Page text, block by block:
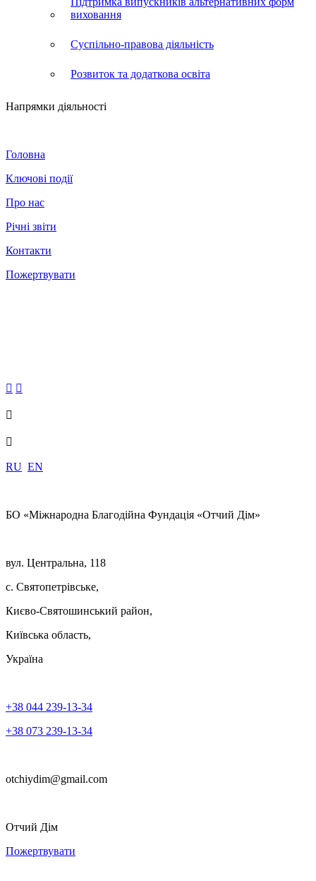
виховання
Суспільно-правова діяльність
Розвиток та додаткова освіта
Напрямки діяльності
Головна
Ключові події
Про нас
Річні звіти
Контакти
Пожертвувати
 


RU EN
БО «Міжнародна Благодійна Фундація «Отчий Дім»
вул. Центральна, 118
с. Святопетрівське,
Києво-Святошинський район,
Київська область,
Україна
+38 044 239-13-34
+38 073 239-13-34
otchiydim@gmail.com
Отчий Дім
Пожертвувати